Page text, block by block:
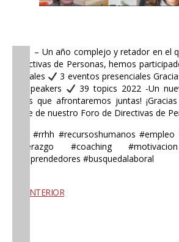
2021 – Un año complejo y retador en el
Directivas de Personas, hemos
virtuales
3 eventos presenciales
36 speakers
39 topics 2022 -Un
retos que afrontaremos juntas!
parte de nuestro Foro de Directivas de
#HR #rrhh #recursoshumanos
#liderazgo #coaching
#emprendedores #busquedalaboral
ANTERIOR